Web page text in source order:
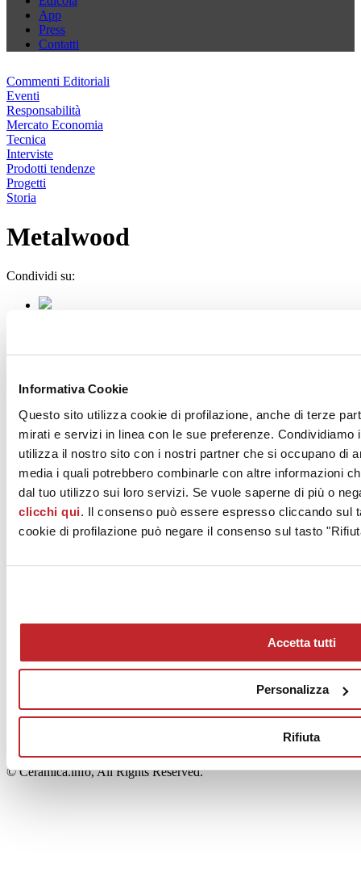
Informativa Cookie
Questo sito utilizza cookie di profilazione, anche di terze
mirati e servizi in linea con le sue preferenze.
utilizza il nostro sito con i nostri partner che si occupano di
media i quali potrebbero combinarle con altre informazioni
dal tuo utilizzo sui loro servizi. Se vuole saperne di più o
clicchi qui. Il consenso può essere espresso cliccando sul
cookie di profilazione può negare il consenso sul tasto
Accetta tutti
Personalizza
Rifiuta
App
Press
Contatti
Commenti Editoriali
Eventi
Responsabilità
Mercato Economia
Tecnica
Interviste
Prodotti tendenze
Progetti
Storia
Metalwood
Condividi su:
News
aziende
Edi.Cer S.p.a. Società unipersonale
Viale Monte Santo, 40 - 41049 Sassuolo (MO) - Italy
00853700367
Iscrizione al Registro delle Imprese: REA Modena 189678
© Ceramica.info, All Rights Reserved.